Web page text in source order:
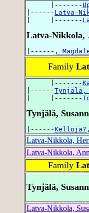
      |-------
|------ Latva-
|     |-------
Latva-Nikkola,
|------ ,
Family
      |-------
|------Tynjälä,
|     |-------
Tynjälä,
|------
Latva-Nikkola,
Latva-Nikkola,
Family
Tynjälä,
Latva-Nikkola,